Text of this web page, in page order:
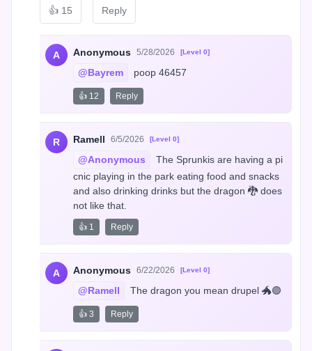
👍 15 Reply
A Anonymous 5/28/2026 [Level 0]
@Bayrem poop 46457
👍 12 Reply
R Ramell 6/5/2026 [Level 0]
@Anonymous
The Sprunkis are having a pi
cnic playing in the park eating food and snacks
and also drinking drinks but the dragon 🐉 does
not like that.
👍 1 Reply
A Anonymous 6/22/2026 [Level 0]
@Ramell The dragon you mean drupel 🐲🟣
👍 3 Reply